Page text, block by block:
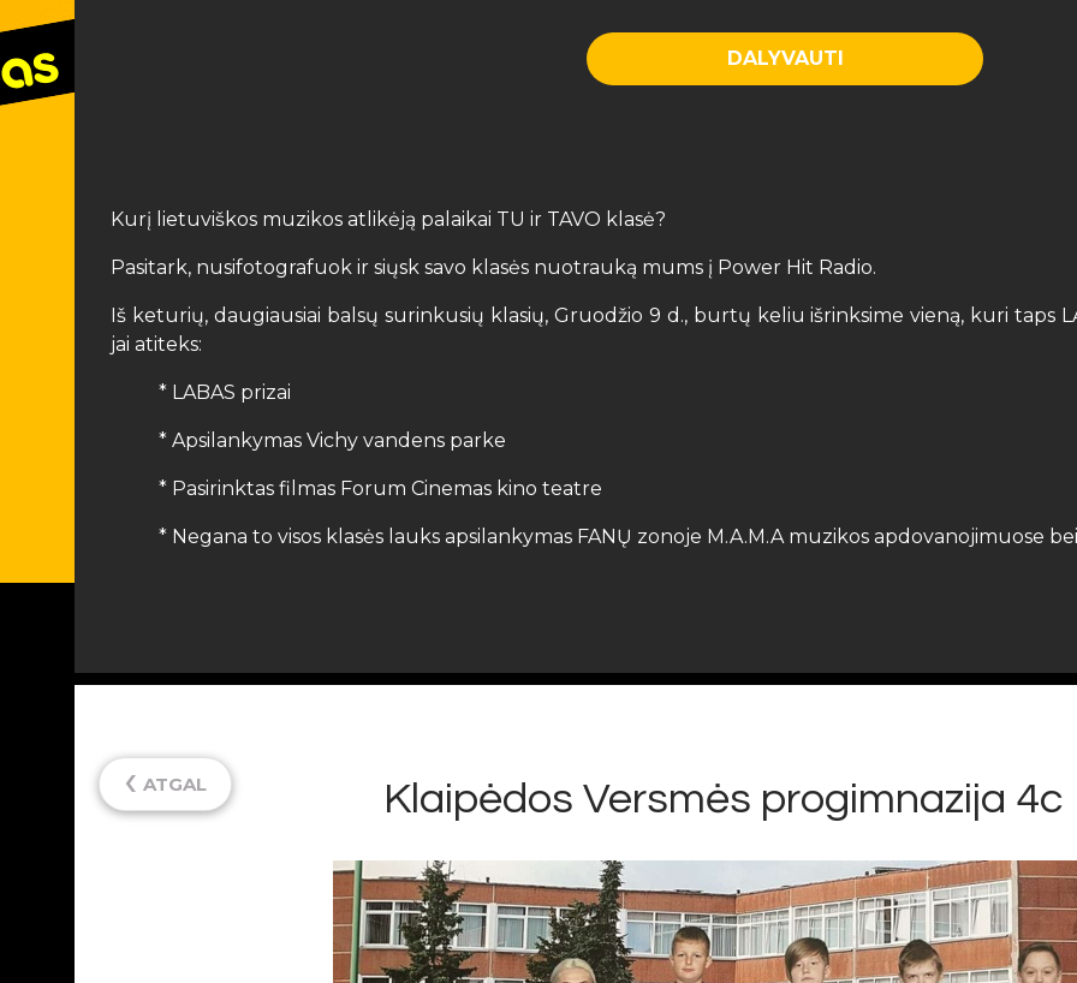
Kurį lietuviškos muzikos atlikėją palaikai TU ir TAVO klasė?
Pasitark, nusifotografuok ir siųsk savo klasės nuotrauką mums į Power Hit Radio.
Iš keturių, daugiausiai balsų surinkusių klasių, Gruodžio 9 d., burtų keliu išrinksime vieną, kuri taps
jai atiteks:
* LABAS prizai
* Apsilankymas Vichy vandens parke
* Pasirinktas filmas Forum Cinemas kino teatre
* Negana to visos klasės lauks apsilankymas FANŲ zonoje M.A.M.A muzikos apdovanojimuose
‹ ATGAL Klaipėdos Versmės progimnazija 4c